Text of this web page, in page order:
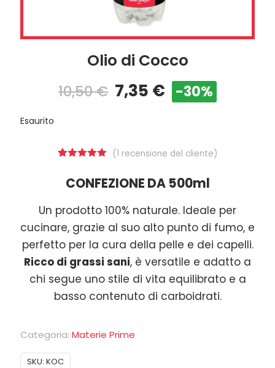
Olio di Cocco
10,50€ 7,35 € -30%
Esaurito
su base
(1 recensione del cliente)
CONFEZIONE DA 500ml
Un prodotto 100% naturale. Ideale per
cucinare, grazie al suo alto punto di fumo, e
perfetto per la cura della pelle e dei capelli.
Ricco di grassi sani, è versatile e adatto a
chi segue uno stile di vita equilibrato e a
basso contenuto di carboidrati.
Categoria: Materie Prime
SKU: KOC